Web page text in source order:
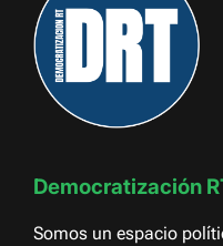
Democratización
Somos un espacio